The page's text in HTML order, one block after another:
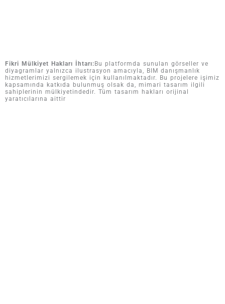
Fikri Mülkiyet Hakları İhtarı: Bu platformda sunulan görseller ve
diyagramlar yalnızca ilustrasyon amacıyla, BIM danışmanlık
hizmetlerimizi sergilemek için kullanılmaktadır. Bu projelere işimiz
kapsamında katkıda bulunmuş olsak da, mimari tasarım ilgili
sahiplerinin mülkiyetindedir. Tüm tasarım hakları orijinal
yaratıcılarına aittir